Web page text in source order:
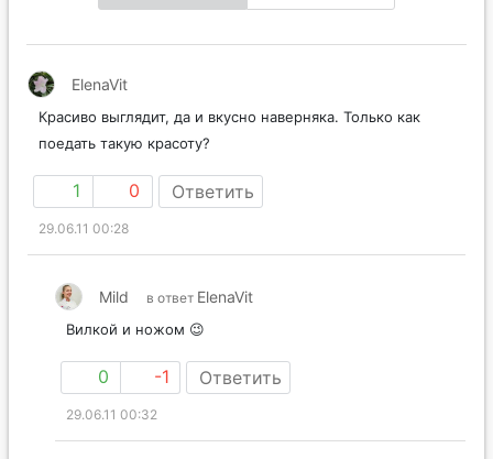
ElenaVit
Красиво выглядит, да и вкусно наверняка. Только как
поедать такую красоту?
1 0 Ответить
29.06.11 00:28
Mild в ответ ElenaVit
Вилкой и ножом 😉
0 -1 Ответить
29.06.11 00:32